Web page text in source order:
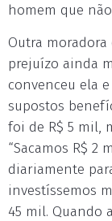
homem que
Outra
prejuízo ainda
convenceu ela
supostos
foi de R$ 5 mil,
“Sacamos R$
diariamente
investíssemos
45 mil. Quando